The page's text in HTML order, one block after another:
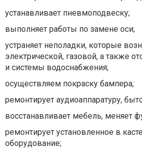
устанавливает пневмоподвеску;
выполняет работы по замене оси;
устраняет неполадки, которые
электрической, газовой, а также
и системы водоснабжения;
осуществляем покраску бампера;
ремонтирует аудиоаппаратуру,
восстанавливает мебель, меняет
ремонтирует установленное в
оборудование;